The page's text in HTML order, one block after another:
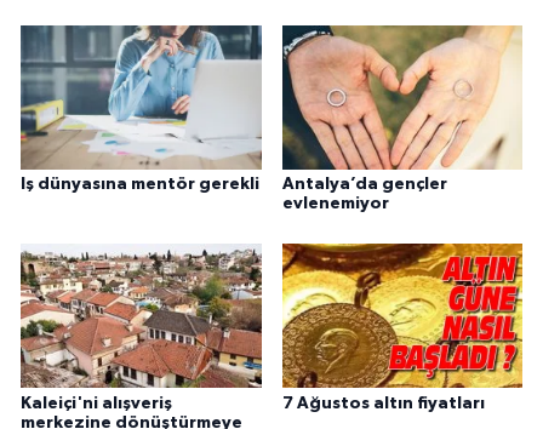
Iş dünyasına mentör gerekli
Antalya’da gençler
evlenemiyor
Kaleiçi'ni alışveriş
merkezine dönüştürmeye
7 Ağustos altın fiyatları